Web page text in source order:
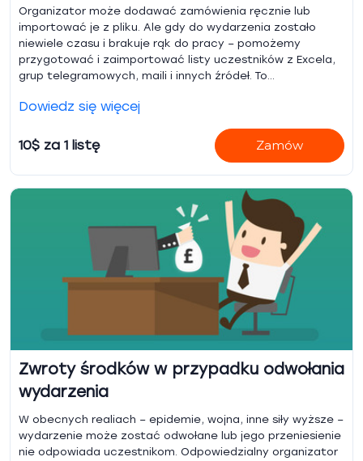
Organizator może dodawać zamówienia ręcznie lub
importować je z pliku. Ale gdy do wydarzenia zostało
niewiele czasu i brakuje rąk do pracy – pomożemy
przygotować i zaimportować listy uczestników z Excela,
grup telegramowych, maili i innych źródeł. To
proces.
Dowiedz się więcej
10$ za 1 listę Zamów
Zwroty środków w przypadku odwołania
wydarzenia
W obecnych realiach – epidemie, wojna, inne siły wyższe –
wydarzenie może zostać odwołane lub jego przeniesienie
nie odpowiada uczestnikom. Odpowiedzialny organizator